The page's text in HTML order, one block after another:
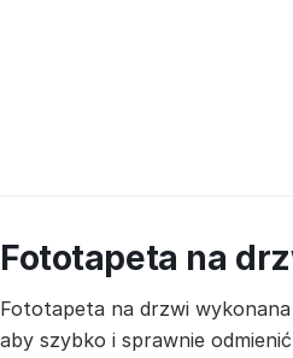
Fototapeta na
Fototapeta na drzwi
aby szybko i sprawnie